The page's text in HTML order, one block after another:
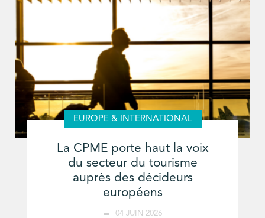
EUROPE & INTERNATIONAL
La CPME porte haut la voix
du secteur du tourisme
auprès des décideurs
européens
04 JUIN 2026